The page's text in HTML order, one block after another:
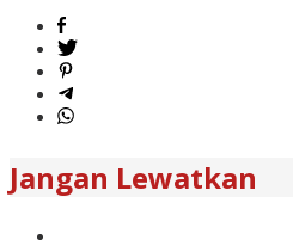
Jangan Lewatkan